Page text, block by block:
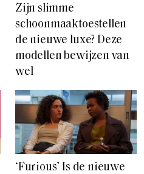
Zijn slimme
schoonmaaktoestellen
de nieuwe luxe? Deze
modellen bewijzen van
wel
‘Furious’ Is de nieuwe